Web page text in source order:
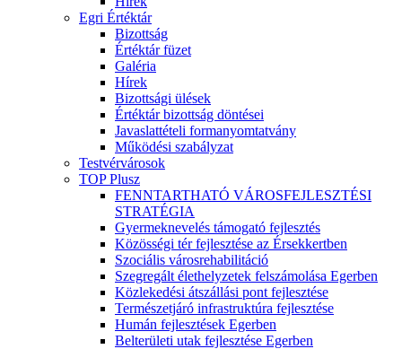
Egri Értéktár
Bizottság
Értéktár füzet
Galéria
Hírek
Bizottsági ülések
Értéktár bizottság döntései
Javaslattételi formanyomtatvány
Működési szabályzat
Testvérvárosok
TOP Plusz
FENNTARTHATÓ VÁROSFEJLESZTÉSI
STRATÉGIA
Gyermeknevelés támogató fejlesztés
Közösségi tér fejlesztése az Érsekkertben
Szociális városrehabilitáció
Szegregált élethelyzetek felszámolása Egerben
Közlekedési átszállási pont fejlesztése
Természetjáró infrastruktúra fejlesztése
Humán fejlesztések Egerben
Belterületi utak fejlesztése Egerben